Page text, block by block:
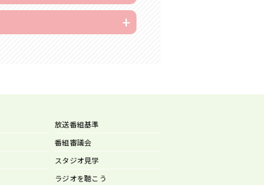
放送番組基準
番組審議会
スタジオ見学
ラジオを聴こう